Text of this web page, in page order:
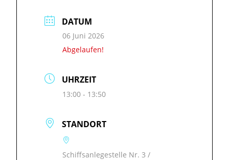
DATUM
06 Juni 2026
Abgelaufen!
UHRZEIT
13:00 - 13:50
STANDORT
Schiffsanlegestelle Nr. 3 /